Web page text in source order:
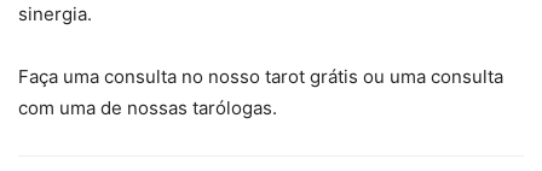
sinergia.
Faça uma consulta no nosso tarot grátis ou uma consulta
com uma de nossas tarólogas.